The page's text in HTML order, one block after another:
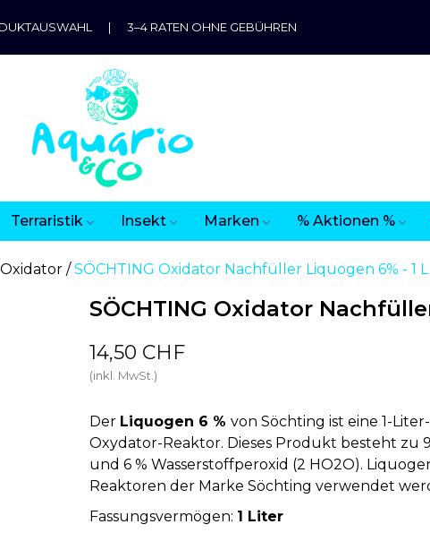
| 3–4 RATEN OHNE GEBÜHREN
Terraristik Insekt Marken % Aktionen %
Oxidator SÖCHTING Oxidator Nachfüller Liquogen 6% - 1 L
SÖCHTING Oxidator
14,50 CHF
(inkl. MwSt.)
Der Liquogen 6 % von Söchting ist eine 1-
Oxydator-Reaktor. Dieses Produkt besteht zu
und 6 % Wasserstoffperoxid (2 HO2O).
Reaktoren der Marke Söchting verwendet
Fassungsvermögen: 1 Liter